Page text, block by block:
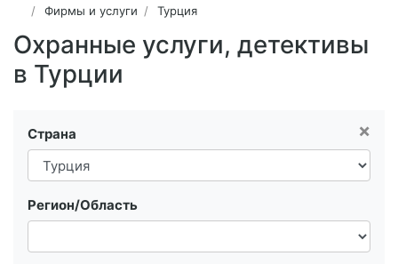
Фирмы и услуги Турция
Охранные услуги, детективы
в Турции
×
Страна
Регион/Область